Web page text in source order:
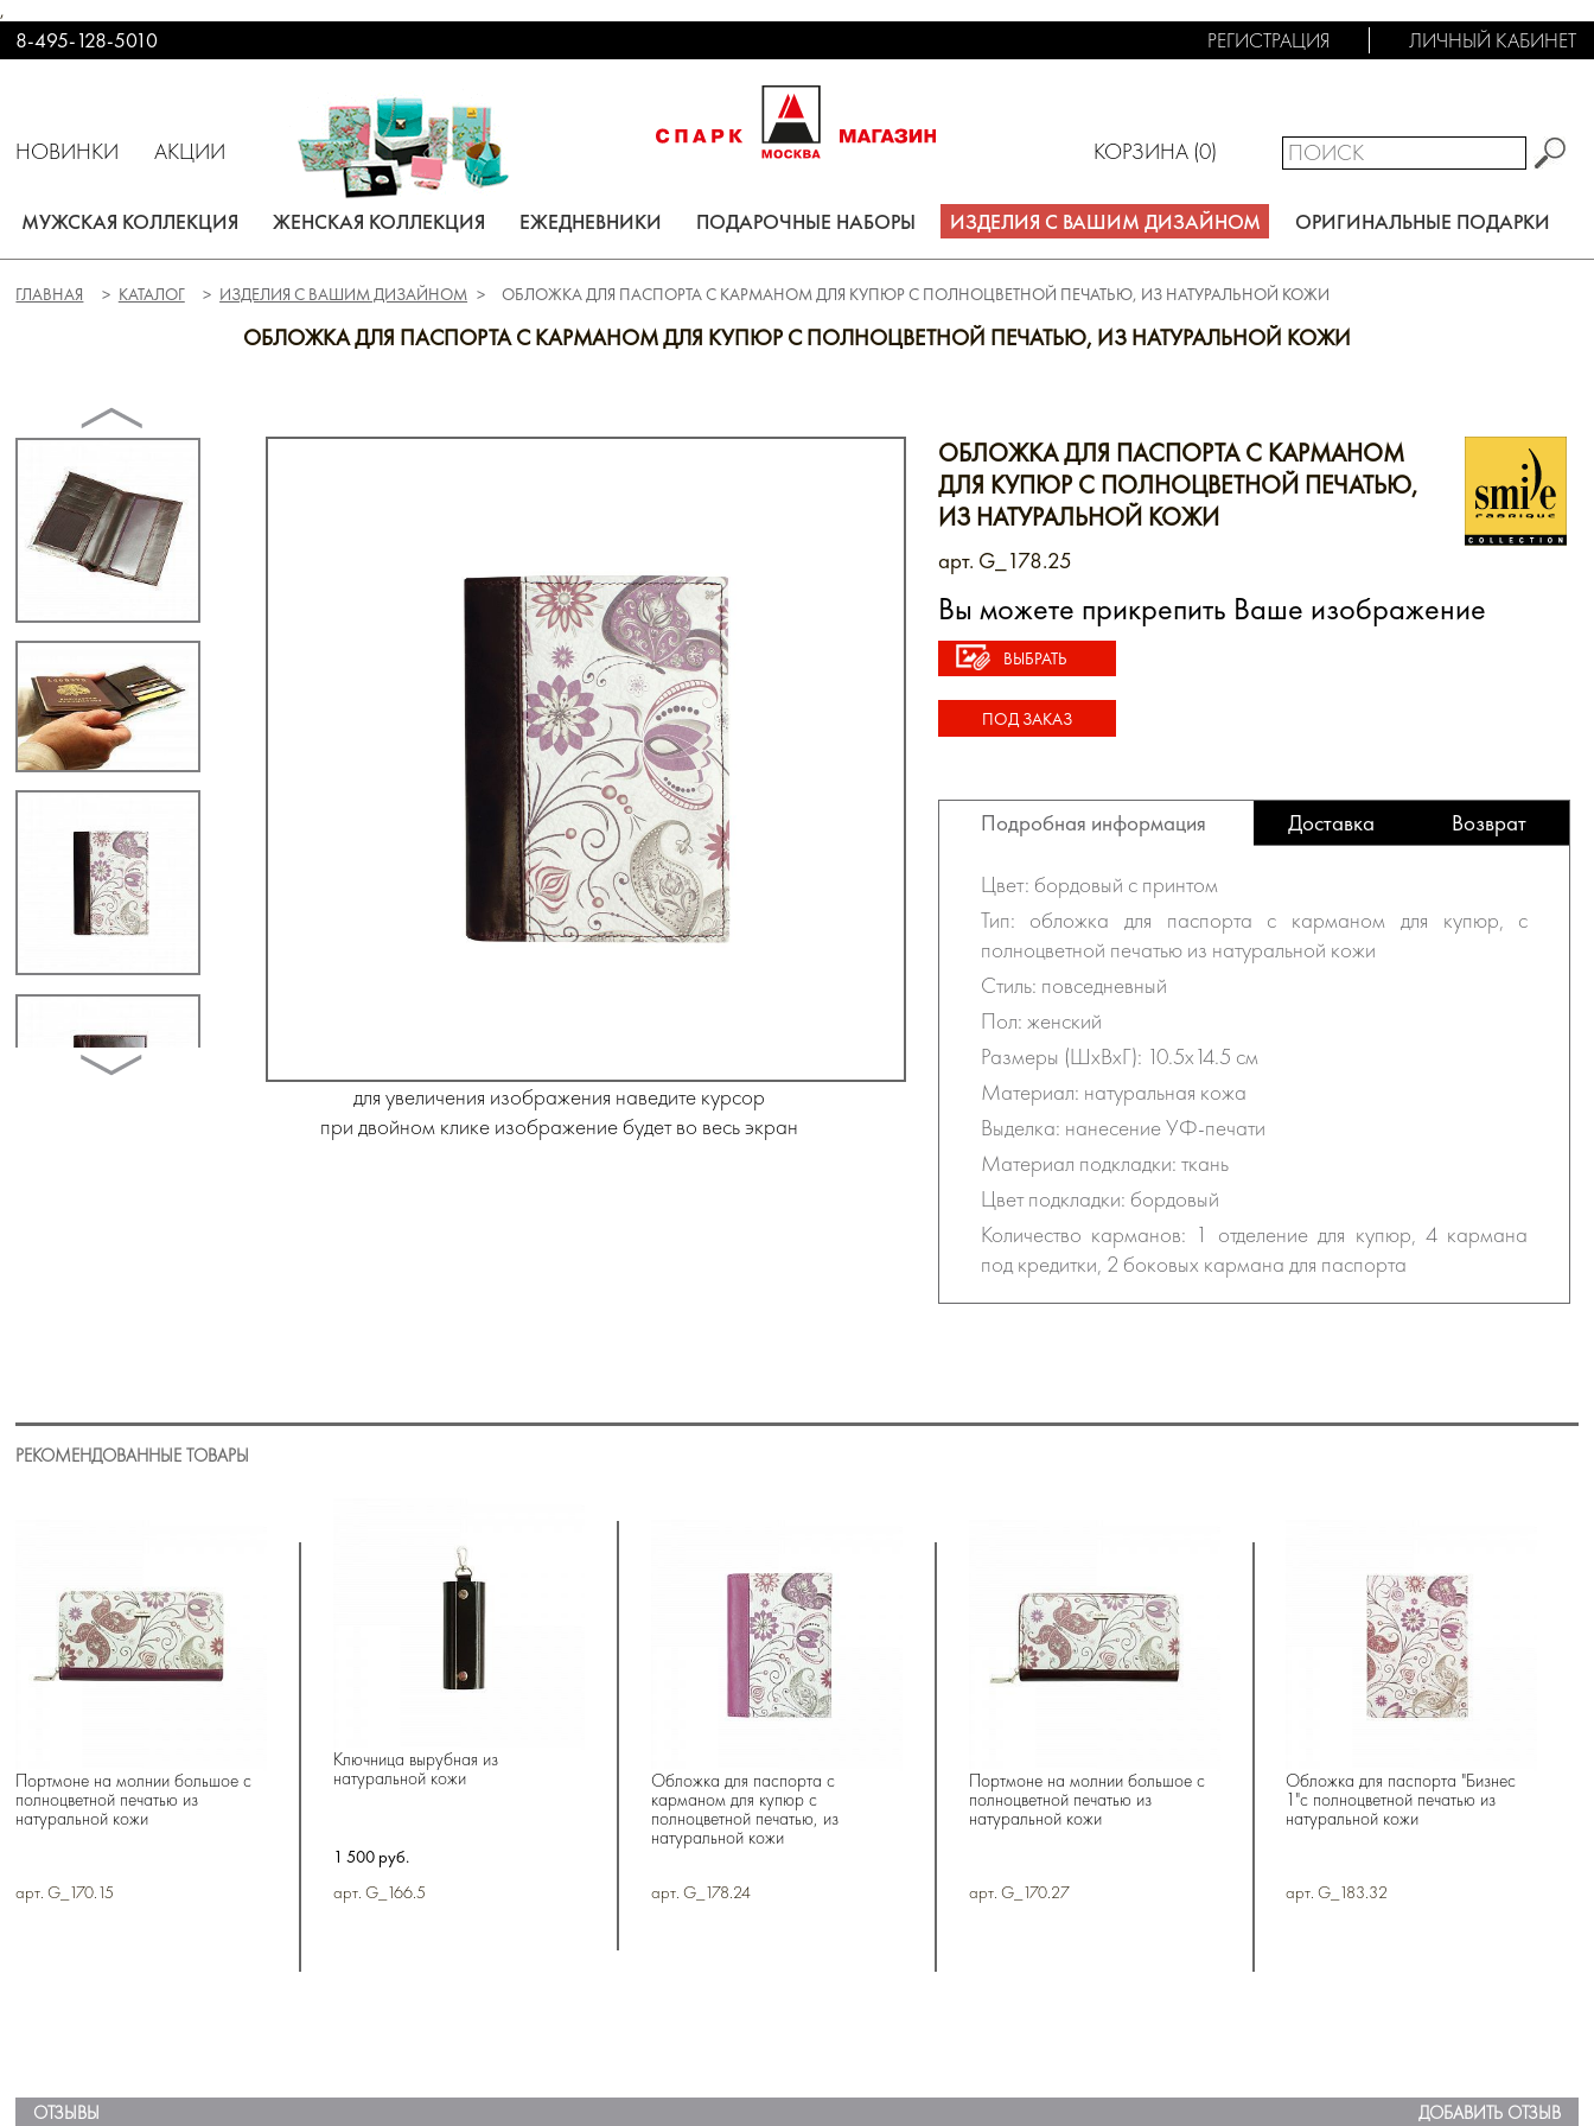
,
8-495-128-5010 РЕГИСТРАЦИЯ ЛИЧНЫЙ КАБИНЕТ
НОВИНКИ АКЦИИ КОРЗИНА (0)
МУЖСКАЯ КОЛЛЕКЦИЯ ЖЕНСКАЯ КОЛЛЕКЦИЯ ЕЖЕДНЕВНИКИ ПОДАРОЧНЫЕ НАБОРЫ ИЗДЕЛИЯ С ВАШИМ ДИЗАЙНОМ ОРИГИНАЛЬНЫЕ ПОДАРКИ
ГЛАВНАЯ КАТАЛОГ ИЗДЕЛИЯ С ВАШИМ ДИЗАЙНОМ ОБЛОЖКА ДЛЯ ПАСПОРТА С КАРМАНОМ ДЛЯ КУПЮР С ПОЛНОЦВЕТНОЙ ПЕЧАТЬЮ, ИЗ НАТУРАЛЬНОЙ КОЖИ
ОБЛОЖКА ДЛЯ ПАСПОРТА С КАРМАНОМ ДЛЯ КУПЮР С ПОЛНОЦВЕТНОЙ ПЕЧАТЬЮ, ИЗ НАТУРАЛЬНОЙ КОЖИ
для увеличения изображения наведите курсор
при двойном клике изображение будет во весь экран
ОБЛОЖКА ДЛЯ ПАСПОРТА С КАРМАНОМ
ДЛЯ КУПЮР С ПОЛНОЦВЕТНОЙ ПЕЧАТЬЮ,
ИЗ НАТУРАЛЬНОЙ КОЖИ
арт. G_178.25
Вы можете прикрепить Ваше изображение
ВЫБРАТЬ
ПОД ЗАКАЗ
Подробная информация Доставка Возврат
Цвет: бордовый с принтом
Тип: обложка для паспорта с карманом для купюр, с
полноцветной печатью из натуральной кожи
Стиль: повседневный
Пол: женский
Размеры (ШхВхГ): 10.5х14.5 см
Материал: натуральная кожа
Выделка: нанесение УФ-печати
Материал подкладки: ткань
Цвет подкладки: бордовый
Количество карманов: 1 отделение для купюр, 4 кармана
под кредитки, 2 боковых кармана для паспорта
РЕКОМЕНДОВАННЫЕ ТОВАРЫ
Портмоне на молнии большое с
полноцветной печатью из
натуральной кожи
арт. G_170.15
Ключница вырубная из
натуральной кожи
1 500 руб.
арт. G_166.5
Обложка для паспорта с
карманом для купюр с
полноцветной печатью, из
натуральной кожи
арт. G_178.24
Портмоне на молнии большое с
полноцветной печатью из
натуральной кожи
арт. G_170.27
Обложка для паспорта "Бизнес
1"с полноцветной печатью из
натуральной кожи
арт. G_183.32
ОТЗЫВЫ ДОБАВИТЬ ОТЗЫВ